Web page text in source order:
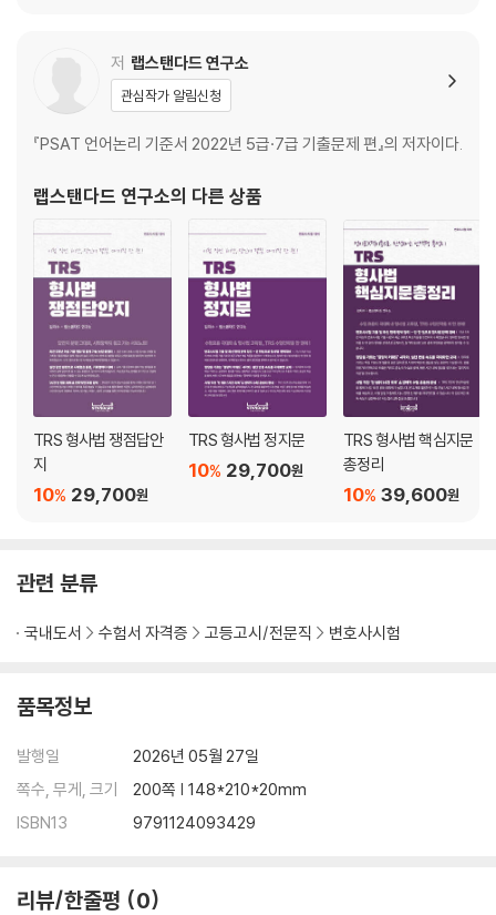
제3절 재판상 화해 / 93
제3장 종국판결에 의한 종료 / 96
제1절 판결의 종류 / 96
제2절 기판력 / 98
제5편 병합소송 / 113
제1장 병합청구소송 / 114
제1절 청구의 원시적 병합 / 114
제2절 청구의 후발적 병합 / 118
제2장 다수당사자소송 / 123
제1절 공동소송 / 123
제2절 소송참가 / 133
제3절 당사자의 변경 / 142
제6편 상소 및 재심 / 145
제1절 상소 / 146
부록 키워드 쟁점명 / 159
저 랩스탠다드 연구소
관심작가 알림신청
『PSAT 언어논리 기준서 2022년 5급·7급 기출문제 편』의 저자이다.
랩스탠다드 연구소의 다른 상품
TRS 형사법 쟁점답안
지
29,700원
10%
TRS 형사법 정지문
29,700원
10%
TRS 형사법 핵심지문
총정리
39,600원
10%
관련 분류
국내도서 수험서 자격증 고등고시/전문직 변호사시험
품목정보
발행일
2026년 05월 27일
쪽수, 무게, 크기
200쪽 | 148*210*20mm
ISBN13
9791124093429
리뷰/한줄평 0